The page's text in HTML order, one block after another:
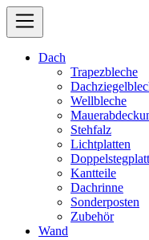
Dach
Trapezbleche
Wellbleche
Stehfalz
Lichtplatten
Kantteile
Dachrinne
Sonderposten
Zubehör
Wand